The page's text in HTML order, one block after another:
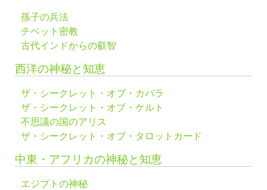
孫子の兵法
チベット密教
古代インドからの叡智
西洋の神秘と知恵
ザ・シークレット・オブ・カバラ
ザ・シークレット・オブ・ケルト
不思議の国のアリス
ザ・シークレット・オブ・タロットカード
中東・アフリカの神秘と知恵
エジプトの神秘